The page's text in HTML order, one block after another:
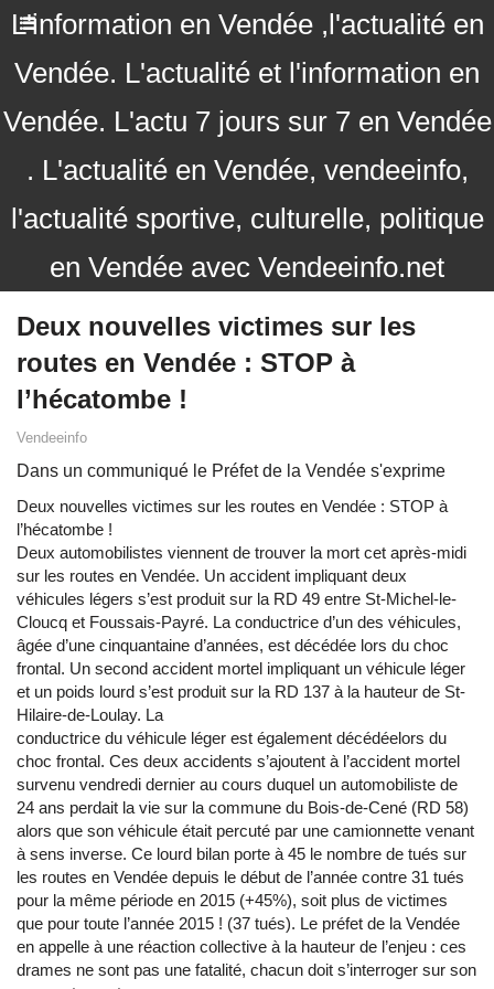
L'information en Vendée ,l'actualité en
Vendée. L'actualité et l'information en
Vendée. L'actu 7 jours sur 7 en Vendée
. L'actualité en Vendée, vendeeinfo,
l'actualité sportive, culturelle, politique
en Vendée avec Vendeeinfo.net
Deux nouvelles victimes sur les
routes en Vendée : STOP à
l’hécatombe !
Vendeeinfo
Dans un communiqué le Préfet de la Vendée s'exprime
Deux nouvelles victimes sur les routes en Vendée : STOP à
l’hécatombe !
Deux automobilistes viennent de trouver la mort cet après-midi
sur les routes en Vendée. Un accident impliquant deux
véhicules légers s’est produit sur la RD 49 entre St-Michel-le-
Cloucq et Foussais-Payré. La conductrice d’un des véhicules,
âgée d’une cinquantaine d’années, est décédée lors du choc
frontal. Un second accident mortel impliquant un véhicule léger
et un poids lourd s’est produit sur la RD 137 à la hauteur de St-
Hilaire-de-Loulay. La
conductrice du véhicule léger est également décédéelors du
choc frontal. Ces deux accidents s’ajoutent à l’accident mortel
survenu vendredi dernier au cours duquel un automobiliste de
24 ans perdait la vie sur la commune du Bois-de-Cené (RD 58)
alors que son véhicule était percuté par une camionnette venant
à sens inverse. Ce lourd bilan porte à 45 le nombre de tués sur
les routes en Vendée depuis le début de l’année contre 31 tués
pour la même période en 2015 (+45%), soit plus de victimes
que pour toute l’année 2015 ! (37 tués). Le préfet de la Vendée
en appelle à une réaction collective à la hauteur de l’enjeu : ces
drames ne sont pas une fatalité, chacun doit s’interroger sur son